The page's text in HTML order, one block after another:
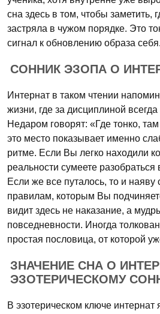
сна здесь в том, чтобы заметить,
застряла в чужом порядке. Это
сигнал к обновлению образа себя.
СОННИК ЭЗОПА О
Интернат в таком чтении
жизни, где за дисциплиной всегда
Недаром говорят: «Где тонко,
это место показывает именно
ритме. Если Вы легко находили
реальности сумеете
Если же все путалось, то и наяву
правилам, которым Вы
видит здесь не наказание, а
повседневности. Иногда
простая пословица, от которой
ЗНАЧЕНИЕ СНА О
ЭЗОТЕРИЧЕСКОМУ
В эзотерическом ключе интернат